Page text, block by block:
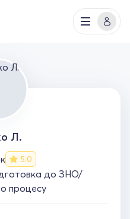
Л.
5.0
до ЗНО/
процесу